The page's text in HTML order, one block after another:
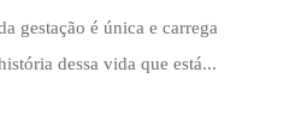
gestação é única e carrega
dessa vida que está...